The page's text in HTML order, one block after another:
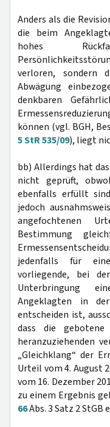
Anders als die
die beim
hohes
verloren, sondern
Abwägung
denkbaren
können (vgl. BGH,
5 StR 535/09), liegt
bb) Allerdings hat
nicht geprüft,
ebenfalls erfüllt
jedoch
angefochtenen
Bestimmung
jedenfalls für
vorliegende, bei
Unterbringung
Angeklagten in der
entscheiden ist,
dass die gebotene
heranzuziehenden
„Gleichklang“ der
Urteil vom 4. August
vom 16. Dezember
zu einem Ergebnis
66Abs. 3 Satz 2 StGB